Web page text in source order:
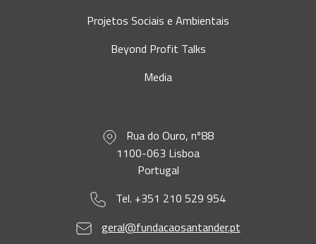
Projetos Sociais e Ambientais
Beyond Profit Talks
Media
Rua do Ouro, nº88
1100-063 Lisboa
Portugal
Tel. +351 210 529 954
geral@fundacaosantander.pt